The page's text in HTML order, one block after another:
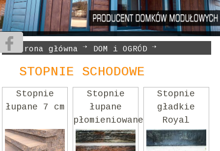
Strona główna
DOM i OGRÓD
STOPNIE SCHODOWE
STOPNIE SCHODOWE
Stopnie
łupane 7 cm
Stopnie
łupane
płomieniowane
15
Stopnie
gładkie
Royal